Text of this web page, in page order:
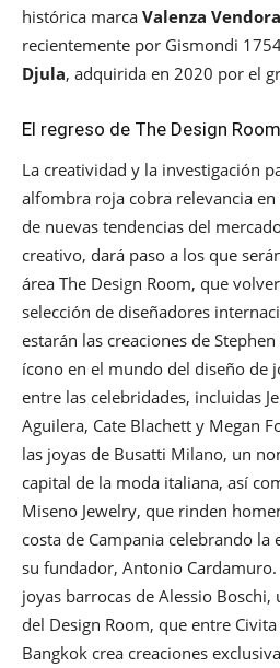
histórica marca Valenza
recientemente por Gismondi
Djula, adquirida en 2020 por el
El regreso de The Design Room
La creatividad y la investigación
alfombra roja cobra relevancia
de nuevas tendencias del
creativo, dará paso a los que
área The Design Room, que
selección de diseñadores
estarán las creaciones de
ícono en el mundo del diseño de
entre las celebridades, incluidas
Aguilera, Cate Blachett y Megan
las joyas de Busatti Milano, un
capital de la moda italiana, así
Miseno Jewelry, que rinden
costa de Campania celebrando
su fundador, Antonio
joyas barrocas de Alessio
del Design Room, que entre
Bangkok crea creaciones